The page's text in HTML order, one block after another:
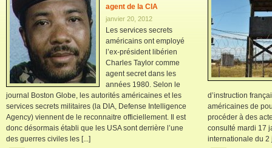
agent de la CIA
janvier 20, 2012
Les services secrets
américains ont employé
l’ex-président libérien
Charles Taylor comme
agent secret dans les
années 1980. Selon le
journal Boston Globe, les autorités américaines et les
services secrets militaires (la DIA, Defense Intelligence
Agency) viennent de le reconnaitre officiellement. Il est
donc désormais établi que les USA sont derrière l’une
des guerres civiles les [...]
d’instruction
américaines de
procéder à des
consulté mardi 17
internationale du 2